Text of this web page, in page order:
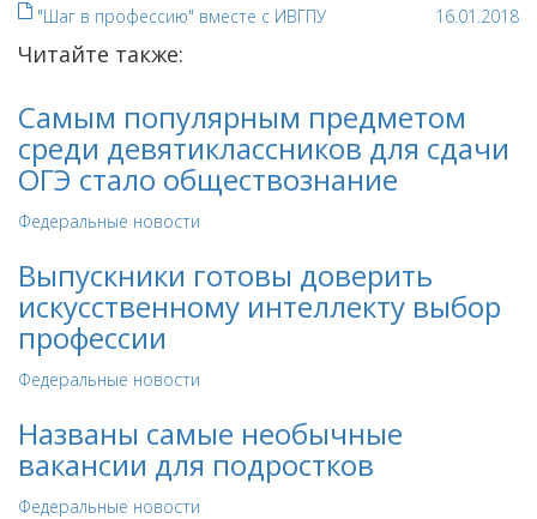
16.01.2018
"Шаг в профессию" вместе с ИВГПУ
Читайте также:
Самым популярным предметом
среди девятиклассников для сдачи
ОГЭ стало обществознание
Федеральные новости
Выпускники готовы доверить
искусственному интеллекту выбор
профессии
Федеральные новости
Названы самые необычные
вакансии для подростков
Федеральные новости